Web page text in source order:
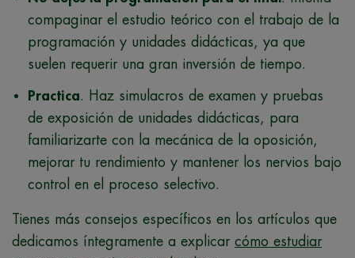
compaginar el estudio teórico con el trabajo de la
programación y unidades didácticas, ya que
suelen requerir una gran inversión de tiempo.
Practica. Haz simulacros de examen y pruebas
de exposición de unidades didácticas, para
familiarizarte con la mecánica de la oposición,
mejorar tu rendimiento y mantener los nervios bajo
control en el proceso selectivo.
Tienes más consejos específicos en los artículos que
dedicamos íntegramente a explicar cómo estudiar